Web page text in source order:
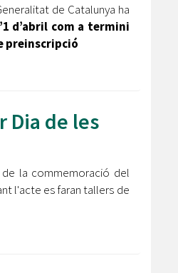
de Catalunya ha
d’abril com a termini
preinscripció
Dia de les
la commemoració del
l'acte es faran tallers de